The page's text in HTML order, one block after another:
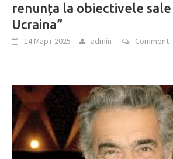
renunța la obiectivele
Ucraina”
14 Март 2025 admin Comment